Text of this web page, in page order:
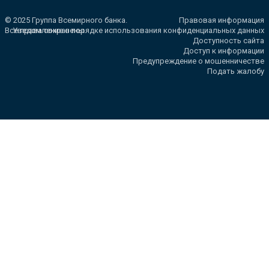
© 2025 Группа Всемирного банка.
Все права сохранены.
Правовая информация
Уведомление о порядке использования конфиденциальных данных
Доступность сайта
Доступ к информации
Предупреждение о мошенничестве
Подать жалобу